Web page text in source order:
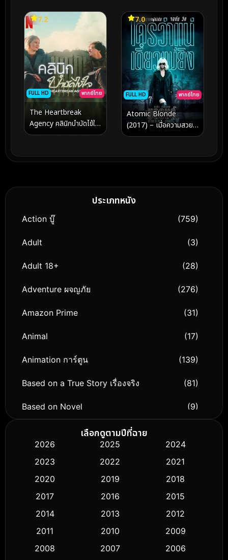
FULL HD พากย์ไทย
7.2
The Heartbreak
Agency คลินิกบำบัดไข้ใจ
(2024)
FULL HD พากย์ไทย
7.0
Atomic Blonde
(2017) – เมื่อความสวย
คืออาวุธ และความตายคือ
เบอร์ลิน
ประเภทหนัง
Action บู๊ (759)
Adult (3)
Adult 18+ (28)
Adventure ผจญภัย (276)
Amazon Prime (31)
Animal (17)
Animation การ์ตูน (139)
Based on a True Story เรื่องจริง (81)
Based on Novel (9)
Biography ชีวิตจริง
Classic หนังคลาสสิก (50)
Comedy ตลก (443)
Crime อาชญากรรม (518)
เลือกดูตามปีที่ฉาย
2026 2025
2024
2023
2022
2021
2020
2019
2018
2017
2016
2015
2014
2013
2012
2011
2010
2009
2008
2007
2006